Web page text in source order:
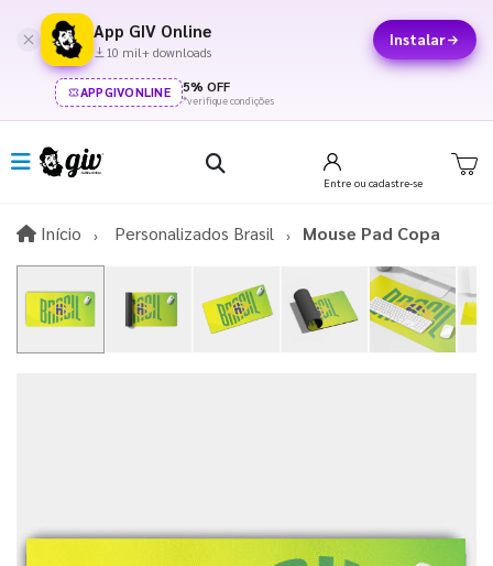
App GIV Online
10 mil+ downloads
Instalar
APPGIVONLINE 5% OFF
*verifique condições
Entre ou cadastre-se
Início InícioPersonalizados Brasil Mouse Pad Copa